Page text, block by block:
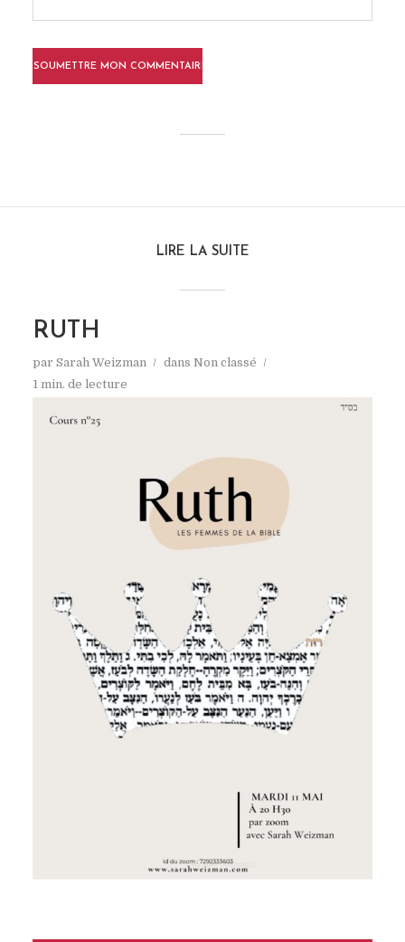
LIRE LA SUITE
RUTH
par Sarah Weizman dans Non classé
1 min. de lecture